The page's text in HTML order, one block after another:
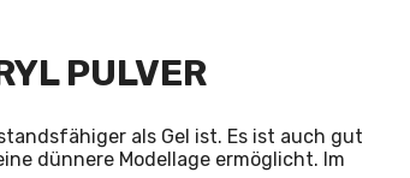
PULVER
als Gel ist. Es ist auch gut
dünnere Modellage ermöglicht. Im